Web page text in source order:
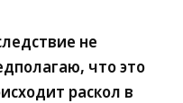
не
что это
раскол в